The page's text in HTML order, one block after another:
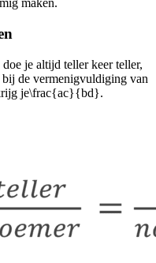
maken.
je altijd teller keer teller,
de vermenigvuldiging van
je\frac{ac}{bd}.